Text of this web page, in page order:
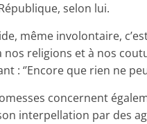
selon lui.
même involontaire,
religions et à nos
: ‘’Encore que rien ne
concernent
interpellation par des